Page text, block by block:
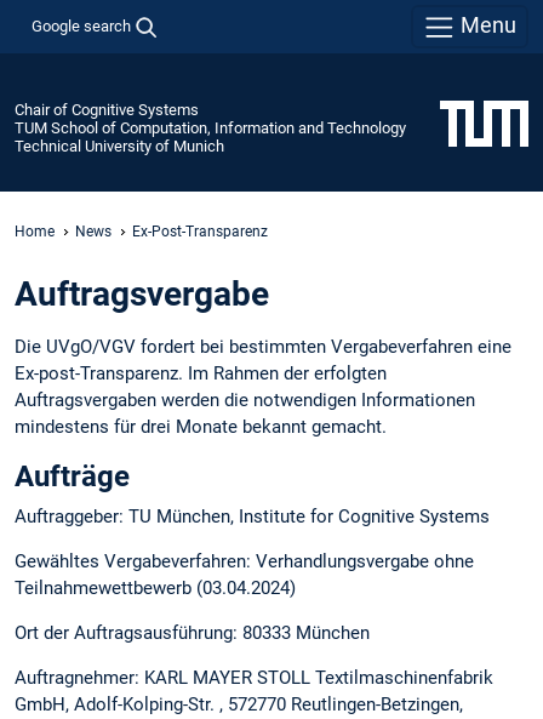
Google search Menu
Chair of Cognitive Systems
TUM School of Computation, Information and Technology
Technical University of Munich
Home News Ex-Post-Transparenz
Auftragsvergabe
Die UVgO/VGV fordert bei bestimmten Vergabeverfahren eine
Ex-post-Transparenz. Im Rahmen der erfolgten
Auftragsvergaben werden die notwendigen Informationen
mindestens für drei Monate bekannt gemacht.
Aufträge
Auftraggeber: TU München, Institute for Cognitive Systems
Gewähltes Vergabeverfahren: Verhandlungsvergabe ohne
Teilnahmewettbewerb (03.04.2024)
Ort der Auftragsausführung: 80333 München
Auftragnehmer: KARL MAYER STOLL Textilmaschinenfabrik
GmbH, Adolf-Kolping-Str. , 572770 Reutlingen-Betzingen,